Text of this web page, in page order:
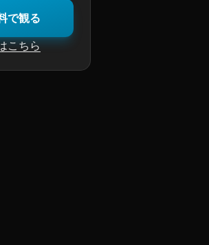
で観る
こちら